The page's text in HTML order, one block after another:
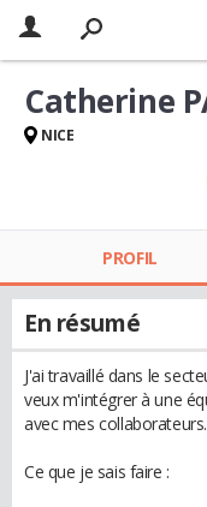
Catherine
NICE
PROFIL
En résumé
J'ai travaillé dans le
veux m'intégrer à une
avec mes collaborateurs.
Ce que je sais faire :